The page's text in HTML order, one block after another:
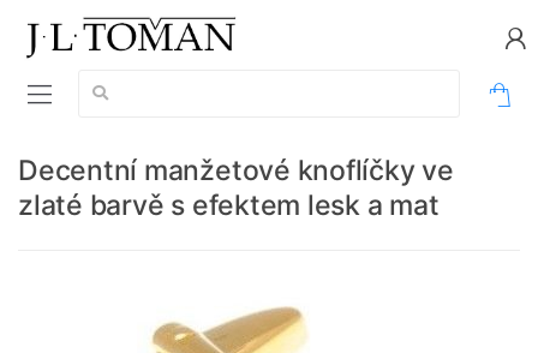
Vyhledávání:
Decentní manžetové knoflíčky ve
zlaté barvě s efektem lesk a mat